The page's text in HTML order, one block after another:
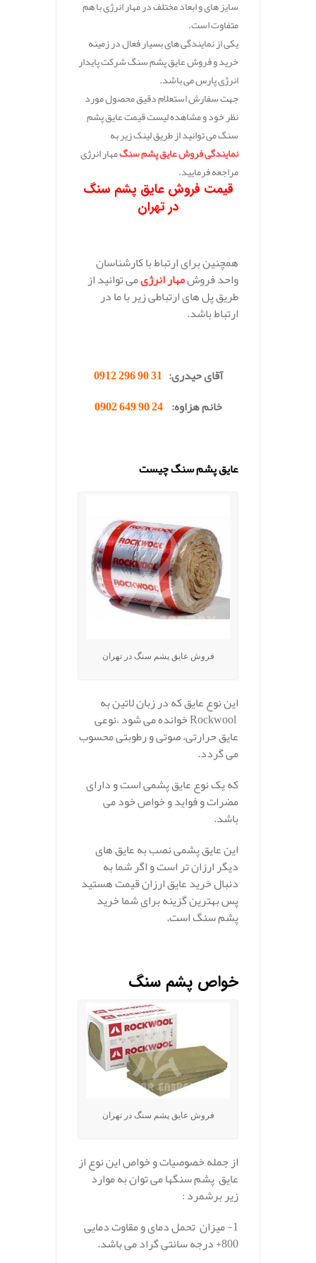
سایز های و ابعاد مختلف در مهار انرژی با هم
متفاوت است.
یکی از نمایندگی های بسیار فعال در زمینه
خرید و فروش عایق پشم سنگ شرکت پایدار
انرژی پارس می باشد.
جهت سفارش استعلام دقیق محصول مورد
نظر خود و مشاهده لیست قیمت عایق پشم
سنگ می توانید از طریق لینک زیر به
نمایندگی فروش عایق پشم سنگمهار انرژی
مراجعه فرمایید.
قیمت فروش عایق پشم سنگ
در تهران
همچنین برای ارتباط با کارشناسان
واحد فروشمهار انرژیمی توانید از
طریق پل های ارتباطی زیر با ما در
ارتباط باشد.
آقای حیدری: 31 90 296 0912
خانم هزاوه:24 90 649 0902
عایق پشم سنگ چیست
فروش عایق پشم سنگ در تهران
این نوع عایق که در زبان لاتین به
Rockwool خوانده می شود ،نوعی
عایق حرارتی، صوتی و رطوبتی محسوب
می گردد.
که یک نوع عایق پشمی است و دارای
مضرات و فواید و خواص خود می
باشد.
این عایق پشمی نصب به عایق های
دیگر ارزان تر است و اگر شما به
دنبال خرید عایق ارزان قیمت هستید
پس بهترین گزینه برای شما خرید
پشم سنگ است.
خواص پشم سنگ
فروش عایق پشم سنگ در تهران
از جمله خصوصیات و خواص این نوع از
عایق پشم سنگها می توان به موارد
زیر برشمرد :
1- میزان تحمل دمای و مقاوت دمایی
800+ درجه سانتی گراد می باشد.